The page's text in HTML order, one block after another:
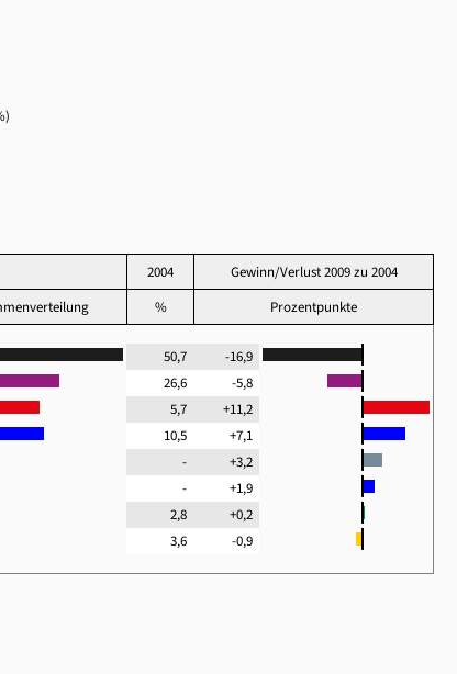
2004
Gewinn/Verlust 2009 zu 2004
% Prozentpunkte
50,7
-16,9
26,6
-5,8
5,7
+11,2
10,5
+7,1
-
+3,2
-
+1,9
2,8
+0,2
3,6 -0,9